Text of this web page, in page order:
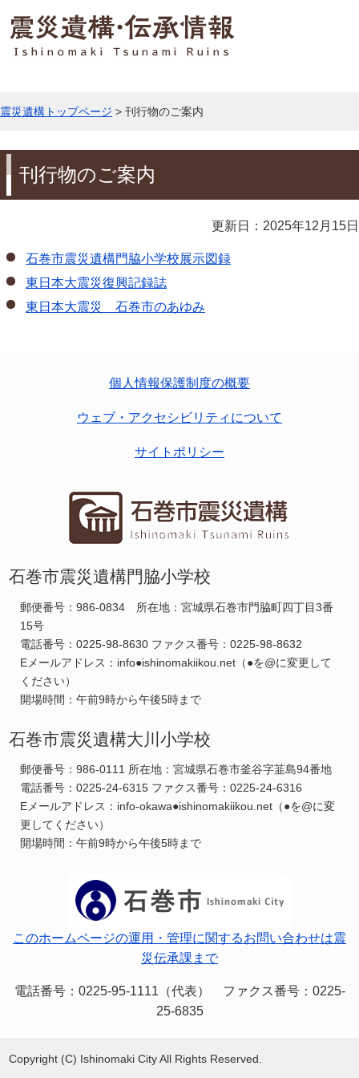
震災遺構トップページ > 刊行物のご案内
刊行物のご案内
更新日：2025年12月15日
石巻市震災遺構門脇小学校展示図録
東日本大震災復興記録誌
東日本大震災 石巻市のあゆみ
個人情報保護制度の概要
ウェブ・アクセシビリティについて
サイトポリシー
石巻市震災遺構門脇小学校
郵便番号：986-0834 所在地：宮城県石巻市門脇町四丁目3番
15号
電話番号：0225-98-8630 ファクス番号：0225-98-8632
Eメールアドレス：info●ishinomakiikou.net（●を@に変更して
ください）
開場時間：午前9時から午後5時まで
石巻市震災遺構大川小学校
郵便番号：986-0111 所在地：宮城県石巻市釜谷字韮島94番地
電話番号：0225-24-6315 ファクス番号：0225-24-6316
Eメールアドレス：info-okawa●ishinomakiikou.net（●を@に変
更してください）
開場時間：午前9時から午後5時まで
このホームページの運用・管理に関するお問い合わせは震
災伝承課まで
電話番号：0225-95-1111（代表） ファクス番号：0225-
25-6835
Copyright (C) Ishinomaki City All Rights Reserved.